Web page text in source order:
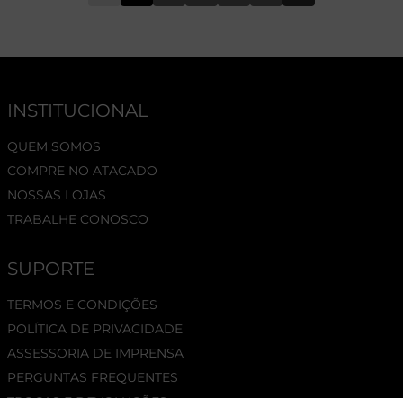
INSTITUCIONAL
QUEM SOMOS
COMPRE NO ATACADO
NOSSAS LOJAS
TRABALHE CONOSCO
SUPORTE
TERMOS E CONDIÇÕES
POLÍTICA DE PRIVACIDADE
ASSESSORIA DE IMPRENSA
PERGUNTAS FREQUENTES